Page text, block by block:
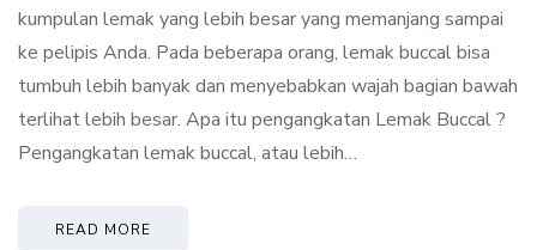
kumpulan lemak yang lebih besar yang memanjang sampai
ke pelipis Anda. Pada beberapa orang, lemak buccal bisa
tumbuh lebih banyak dan menyebabkan wajah bagian bawah
terlihat lebih besar. Apa itu pengangkatan Lemak Buccal ?
Pengangkatan lemak buccal, atau lebih…
READ MORE